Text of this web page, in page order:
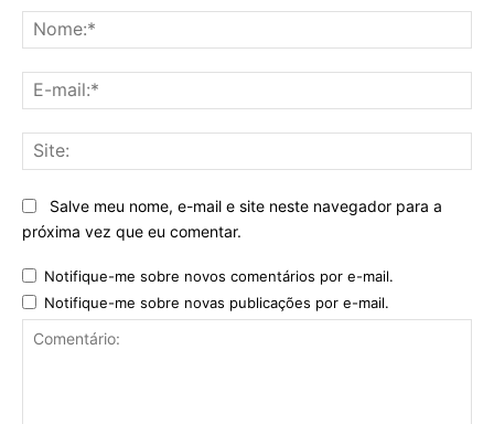
Salve meu nome, e-mail e site neste navegador para a
próxima vez que eu comentar.
Notifique-me sobre novos comentários por e-mail.
Notifique-me sobre novas publicações por e-mail.